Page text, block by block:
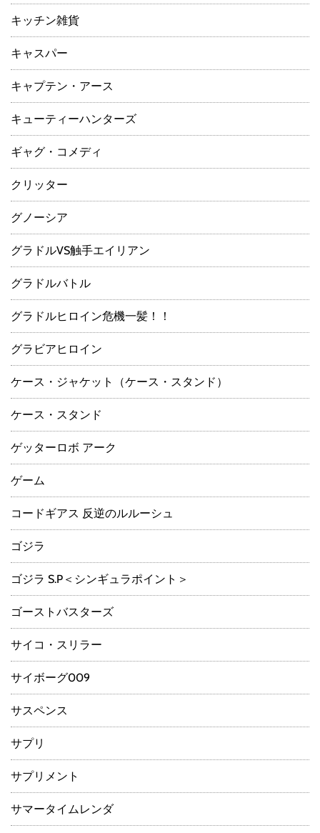
キッチン雑貨
キャスパー
キャプテン・アース
キューティーハンターズ
ギャグ・コメディ
クリッター
グノーシア
グラドルVS触手エイリアン
グラドルバトル
グラドルヒロイン危機一髪！！
グラビアヒロイン
ケース・ジャケット（ケース・スタンド）
ケース・スタンド
ゲッターロボ アーク
ゲーム
コードギアス 反逆のルルーシュ
ゴジラ
ゴジラ S.P＜シンギュラポイント＞
ゴーストバスターズ
サイコ・スリラー
サイボーグ009
サスペンス
サプリ
サプリメント
サマータイムレンダ